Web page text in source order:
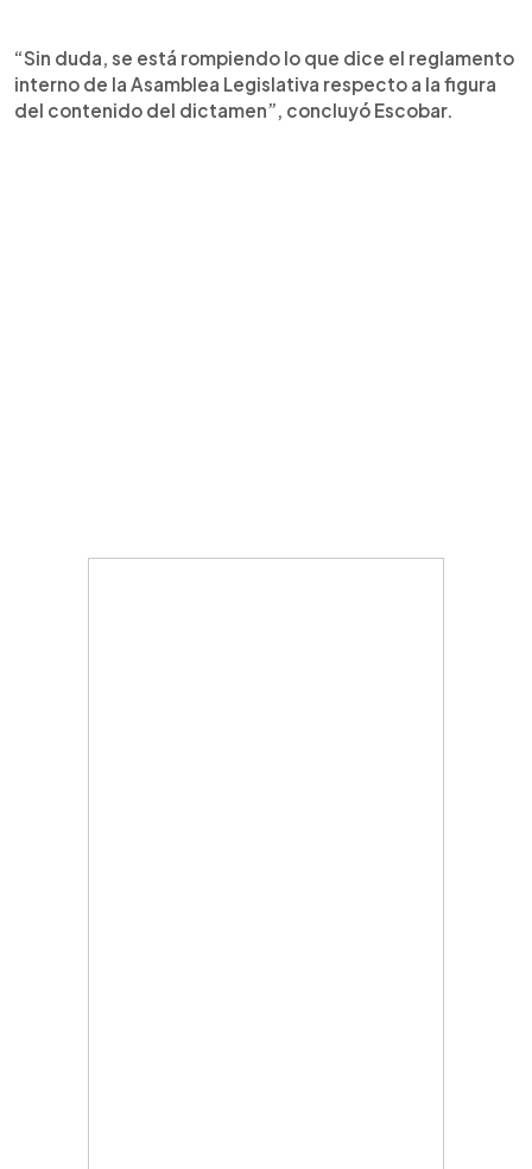
“Sin duda, se está rompiendo lo que dice el reglamento
interno de la Asamblea Legislativa respecto a la figura
del contenido del dictamen”, concluyó Escobar.